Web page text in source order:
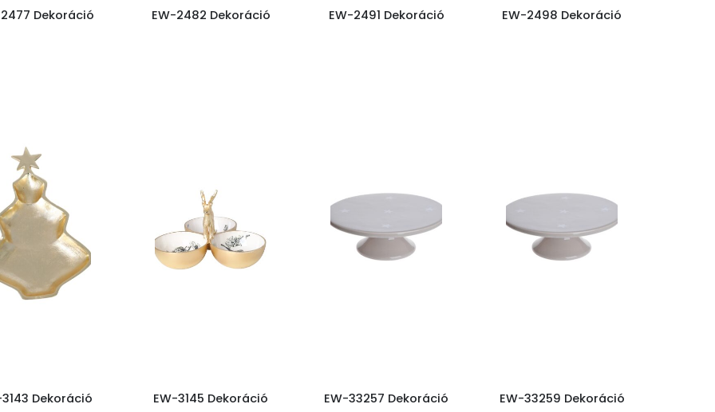
Dekoráció EW-2482 Dekoráció EW-2491 Dekoráció EW-2498 Dekoráció
Dekoráció EW-3145 Dekoráció EW-33257 Dekoráció EW-33259 Dekoráció